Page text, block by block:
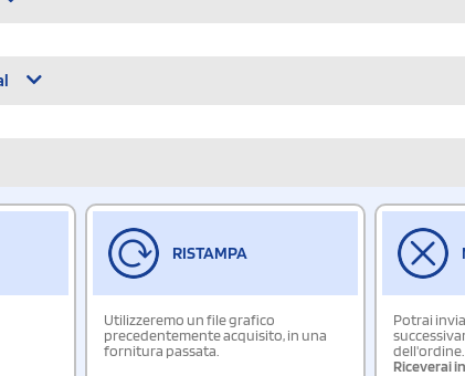
RISTAMPA
Utilizzeremo un file grafico
precedentemente acquisito, in una
fornitura passata.
Potrai
dell'ordine.
Riceverai